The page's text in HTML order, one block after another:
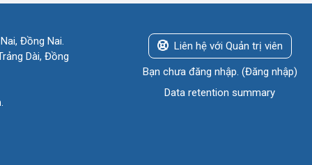
Đồng Nai.
Dài, Đồng
Liên hệ với Quản trị viên
Bạn chưa đăng nhập. (Đăng nhập)
Data retention summary